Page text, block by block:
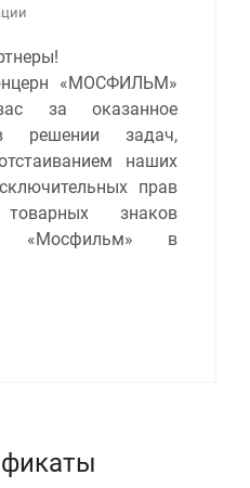
«МОСФИЛЬМ»
за оказанное
решении задач,
наших
прав
знаков
«Мосфильм» в